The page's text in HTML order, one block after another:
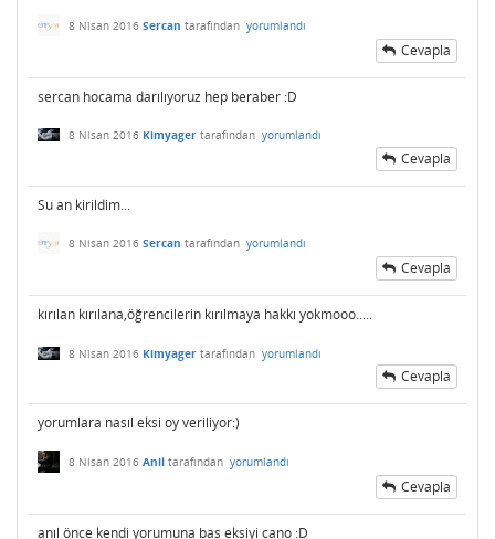
8 Nisan 2016 Sercan tarafından yorumlandı
Cevapla
sercan hocama darılıyoruz hep beraber :D
8 Nisan 2016 Kimyager tarafından yorumlandı
Cevapla
Su an kirildim...
8 Nisan 2016 Sercan tarafından yorumlandı
Cevapla
kırılan kırılana,öğrencilerin kırılmaya hakkı yokmooo.....
8 Nisan 2016 Kimyager tarafından yorumlandı
Cevapla
yorumlara nasıl eksi oy veriliyor:)
8 Nisan 2016 Anil tarafından yorumlandı
Cevapla
anıl önce kendi yorumuna bas eksiyi cano :D